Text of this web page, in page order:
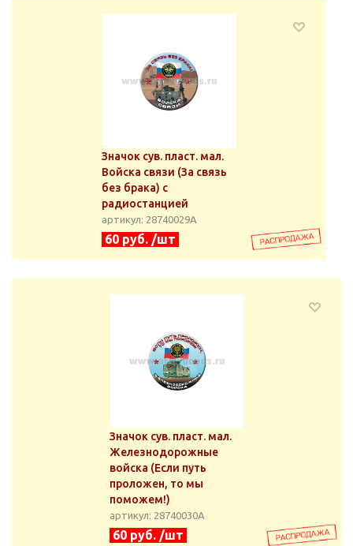
Значок сув. пласт. мал.
Войска связи (За связь
без брака) с
радиостанцией
артикул: 28740029А
60 руб. /шт
Значок сув. пласт. мал.
Железнодорожные
войска (Если путь
проложен, то мы
поможем!)
артикул: 28740030А
60 руб. /шт